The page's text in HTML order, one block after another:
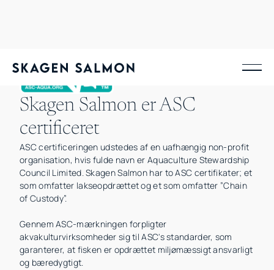
Skagen Salmon er ASC
certificeret
ASC certificeringen udstedes af en uafhængig non-profit
organisation, hvis fulde navn er Aquaculture Stewardship
Council Limited. Skagen Salmon har to ASC certifikater; et
som omfatter lakseopdrættet og et som omfatter ”Chain
of Custody”.
Gennem ASC-mærkningen forpligter
akvakulturvirksomheder sig til ASC's standarder, som
garanterer, at fisken er opdrættet miljømæssigt ansvarligt
og bæredygtigt.